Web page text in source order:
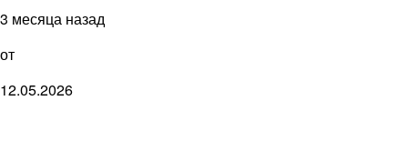
3 месяца назад
от
12.05.2026